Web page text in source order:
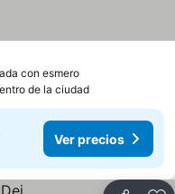
con esmero
de la ciudad
Ver precios